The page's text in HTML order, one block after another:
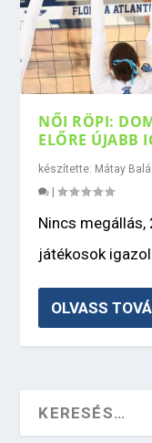
NŐI RÖPI:
ELŐRE ÚJABB
készítette: Mátay
|
Nincs megállás,
játékosok
OLVASS